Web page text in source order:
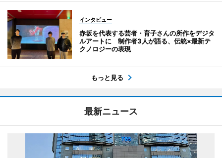
インタビュー
赤坂を代表する芸者・育子さんの所作をデジタ
ルアートに 制作者3人が語る、伝統×最新テ
クノロジーの表現
もっと見る
最新ニュース